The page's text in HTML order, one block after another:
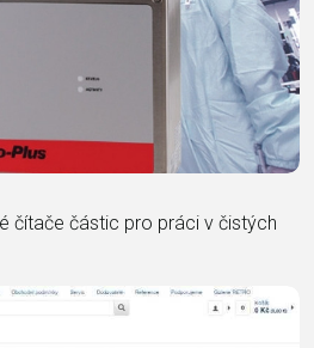
čítače částic pro práci v čistých